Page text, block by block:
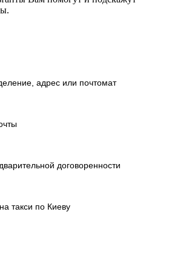
адрес или почтомат
договоренности
такси по Киеву